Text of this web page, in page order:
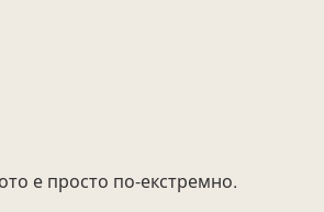
е просто по-екстремно.